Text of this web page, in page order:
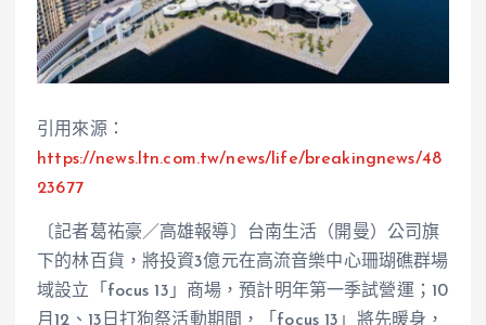
引用來源：
https://news.ltn.com.tw/news/life/breakingnews/48
23677
〔記者葛祐豪／高雄報導〕台南生活（開曼）公司旗
下的林百貨，將投資3億元在高流音樂中心珊瑚礁群場
域設立「focus 13」商場，預計明年第一季試營運；10
月12、13日打狗祭活動期間，「focus 13」將先暖身，